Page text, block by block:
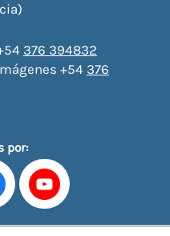
376 394832
+54 376
por: